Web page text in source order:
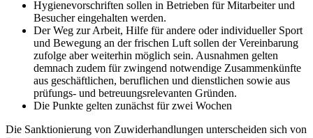
Hygienevorschriften sollen in Betrieben für Mitarbeiter und
Besucher eingehalten werden.
Der Weg zur Arbeit, Hilfe für andere oder individueller Sport
und Bewegung an der frischen Luft sollen der Vereinbarung
zufolge aber weiterhin möglich sein. Ausnahmen gelten
demnach zudem für zwingend notwendige Zusammenkünfte
aus geschäftlichen, beruflichen und dienstlichen sowie aus
prüfungs- und betreuungsrelevanten Gründen.
Die Punkte gelten zunächst für zwei Wochen
Die Sanktionierung von Zuwiderhandlungen unterscheiden sich von